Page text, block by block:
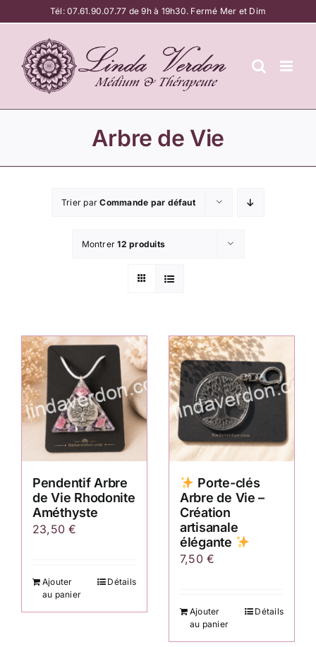
au
contenu
Tél:07.61.90.07.77 de 9h à 19h30. Fermé Mer et Dim
Arbre de Vie
Trier parCommande par défaut
Montrer12 produits
Pendentif Arbre
de Vie Rhodonite
Améthyste
23,50€
Ajouter
au panier
Détails
Porte-clés
Arbre de Vie –
Création
artisanale
élégante
7,50€
Ajouter
au panier
Détails